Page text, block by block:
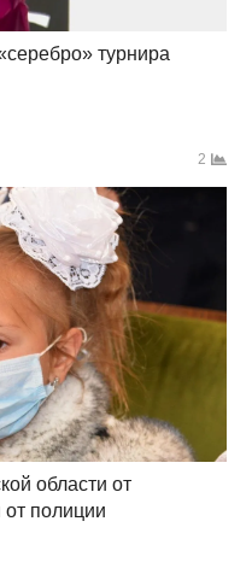
турнира
2
области от
полиции